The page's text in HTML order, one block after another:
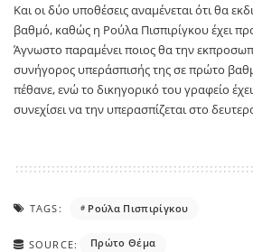
Και οι δύο υποθέσεις αναμένεται ότι θα
βαθμό, καθώς η Ρούλα Πισπιρίγκου έχει
Άγνωστο παραμένει ποιος θα την
συνήγορος υπεράσπισής της σε πρώτο
πέθανε, ενώ το δικηγορικό του γραφείο
συνεχίσει να την υπερασπίζεται στο
TAGS: Ρούλα Πισπιρίγκου
SOURCE: Πρώτο Θέμα